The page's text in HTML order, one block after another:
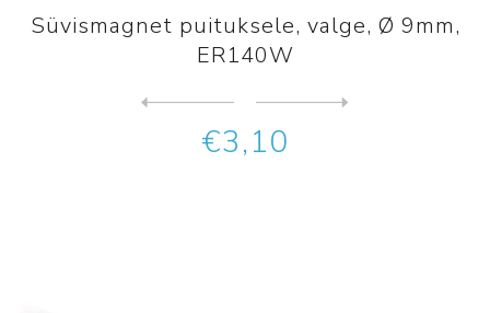
Süvismagnet puituksele, valge, Ø 9mm,
ER140W
€3,10